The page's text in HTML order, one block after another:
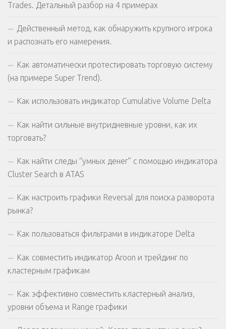
Trades. Детальный разбор на 4 примерах
Действенный метод, как обнаружить крупного игрока
и распознать его намерения.
Как автоматически протестировать торговую систему
(на примере Super Trend).
Как использовать индикатор Cumulative Volume Delta
Как найти сильные внутридневные уровни, как их
торговать?
Как найти следы “умных денег” с помощью индикатора
Cluster Search в ATAS
Как настроить графики Reversal для поиска разворота
рынка?
Как пользоваться фильтрами в индикаторе Delta
Как совместить индикатор Aroon и трейдинг по
кластерным графикам
Как эффективно совместить кластерный анализ,
уровни объема и Range графики